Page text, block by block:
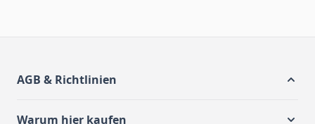
AGB & Richtlinien
Warum hier kaufen